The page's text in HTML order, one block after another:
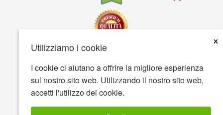
Utilizziamo i cookie
×
I cookie ci aiutano a offrire la migliore esperienza
sul nostro sito web. Utilizzando il nostro sito web,
accetti l'utilizzo dei cookie.
Accessibilità Termini d'uso Tutela della privacy
© Copyright 2001-2026 BIOVEA. Tutti i diritti riservati